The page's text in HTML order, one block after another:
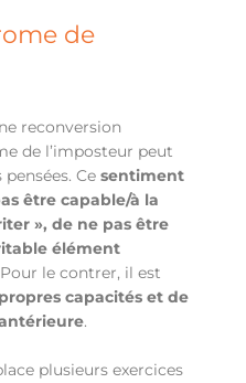
de
reconversion
de l’imposteur peut
pensées. Cesentiment
être capable/à la
», de ne pas être
élément
Pour le contrer, il est
capacités et de
.
plusieurs exercices